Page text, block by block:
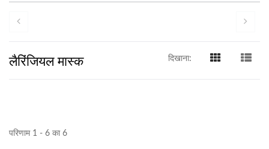
लैरिंजियल मास्क दिखाना:
परिणाम 1 - 6 का 6